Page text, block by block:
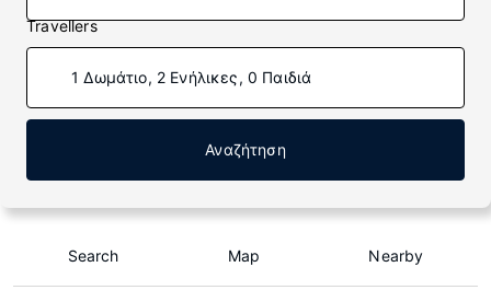
Travellers
1 Δωμάτιο, 2 Ενήλικες, 0 Παιδιά
Αναζήτηση
Search Map Nearby